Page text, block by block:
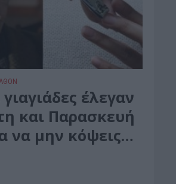
γιαγιάδες έλεγαν
και Παρασκευή
να μην κόψεις…